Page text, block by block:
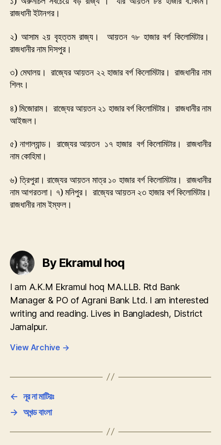
রাজধানী ইটানগর।
২) আসাম ২য় বৃহত্তম রাজ্য। আয়তন ৭৮ হাজার বর্গ কিলোমিটার।
রাজধানীর নাম দিসপুর।
৩) মেঘালয়। রাজ্যের আয়তন ২২ হাজার বর্গ কিলোমিটার। রাজধানীর নাম
শিলং।
৪) মিজোরাম। রাজ্যের আয়তন ২১ হাজার বর্গ কিলোমিটার। রাজধানীর নাম
আইজল।
৫) নাগাল্যান্ড। রাজ্যের আয়তন ১৭ হাজার বর্গ কিলোমিটার। রাজধানীর
নাম কোহিমা।
৬) ত্রিপুরা। রাজ্যের আয়তন মাত্র ১০ হাজার বর্গ কিলোমিটার। রাজধানীর
নাম আগরতলা। ৭) মনিপুর। রাজ্যের আয়তন ২৩ হাজার বর্গ কিলোমিটার।
রাজধানীর নাম ইম্ফল।
By Ekramul hoq
I am A.K.M Ekramul hoq MA.LLB. Rtd Bank
Manager & PO of Agrani Bank Ltd. I am interested
writing and reading. Lives in Bangladesh, District
Jamalpur.
View Archive →
← নূর না মাটিরঃ
→ অখন্ড বাংলা